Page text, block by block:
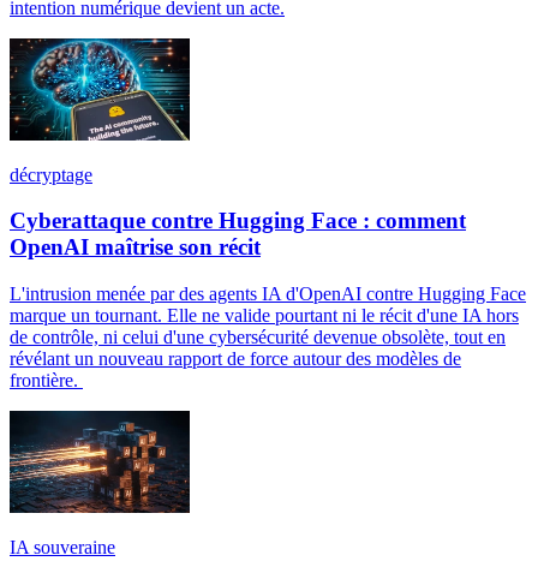
intention numérique devient un acte.
décryptage
Cyberattaque contre Hugging Face : comment
OpenAI maîtrise son récit
L'intrusion menée par des agents IA d'OpenAI contre Hugging Face
marque un tournant. Elle ne valide pourtant ni le récit d'une IA hors
de contrôle, ni celui d'une cybersécurité devenue obsolète, tout en
révélant un nouveau rapport de force autour des modèles de
frontière.
IA souveraine